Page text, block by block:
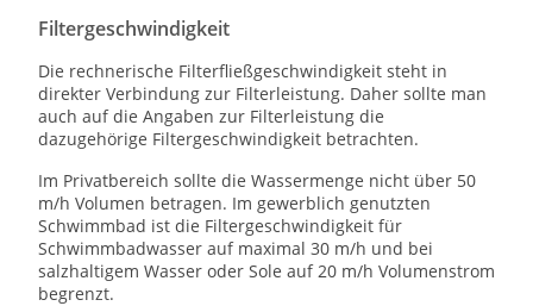
Filtergeschwindigkeit
Die rechnerische Filterfließgeschwindigkeit steht in
direkter Verbindung zur Filterleistung. Daher sollte man
auch auf die Angaben zur Filterleistung die
dazugehörige Filtergeschwindigkeit betrachten.
Im Privatbereich sollte die Wassermenge nicht über 50
m/h Volumen betragen. Im gewerblich genutzten
Schwimmbad ist die Filtergeschwindigkeit für
Schwimmbadwasser auf maximal 30 m/h und bei
salzhaltigem Wasser oder Sole auf 20 m/h Volumenstrom
begrenzt.